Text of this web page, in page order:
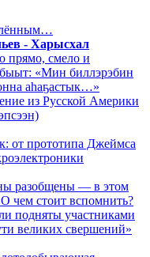
- Харысхал
прямо, смело и
«Мин биллэрэбин
аһаҕастык…»
из Русской Америки
от прототипа Джеймса
разобщены — в этом
чем стоит вспомнить?
подняты участниками
великих свершений»